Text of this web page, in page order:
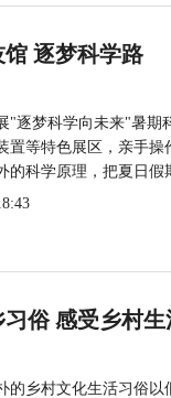
逐梦科学路
"逐梦科学向未来"暑期
置等特色展区，亲手
的科学原理，把夏日
俗 感受乡村生
的乡村文化生活习俗